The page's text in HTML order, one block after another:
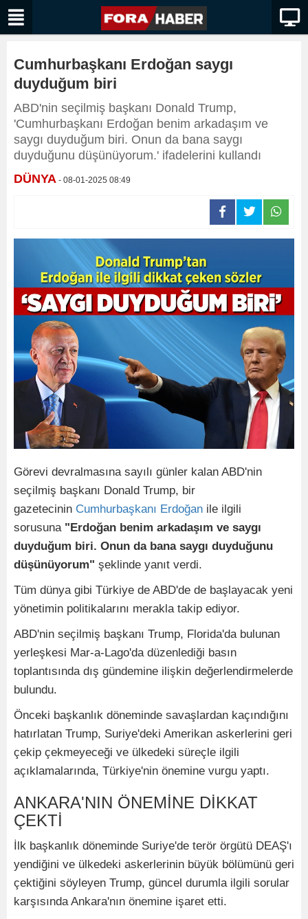
Cumhurbaşkanı Erdoğan saygı
duyduğum biri
ABD'nin seçilmiş başkanı Donald Trump,
'Cumhurbaşkanı Erdoğan benim arkadaşım ve
saygı duyduğum biri. Onun da bana saygı
duyduğunu düşünüyorum.' ifadelerini kullandı
DÜNYA - 08-01-2025 08:49
Görevi devralmasına sayılı günler kalan ABD'nin
seçilmiş başkanı Donald Trump, bir
gazetecinin Cumhurbaşkanı Erdoğan ile ilgili
sorusuna "Erdoğan benim arkadaşım ve saygı
duyduğum biri. Onun da bana saygı duyduğunu
düşünüyorum" şeklinde yanıt verdi.
Tüm dünya gibi Türkiye de ABD'de de başlayacak yeni
yönetimin politikalarını merakla takip ediyor.
ABD'nin seçilmiş başkanı Trump, Florida'da bulunan
yerleşkesi Mar-a-Lago'da düzenlediği basın
toplantısında dış gündemine ilişkin değerlendirmelerde
bulundu.
Önceki başkanlık döneminde savaşlardan kaçındığını
hatırlatan Trump, Suriye'deki Amerikan askerlerini geri
çekip çekmeyeceği ve ülkedeki süreçle ilgili
açıklamalarında, Türkiye'nin önemine vurgu yaptı.
ANKARA'NIN ÖNEMİNE DİKKAT
ÇEKTİ
İlk başkanlık döneminde Suriye'de terör örgütü DEAŞ'ı
yendiğini ve ülkedeki askerlerinin büyük bölümünü geri
çektiğini söyleyen Trump, güncel durumla ilgili sorular
karşısında Ankara'nın önemine işaret etti.